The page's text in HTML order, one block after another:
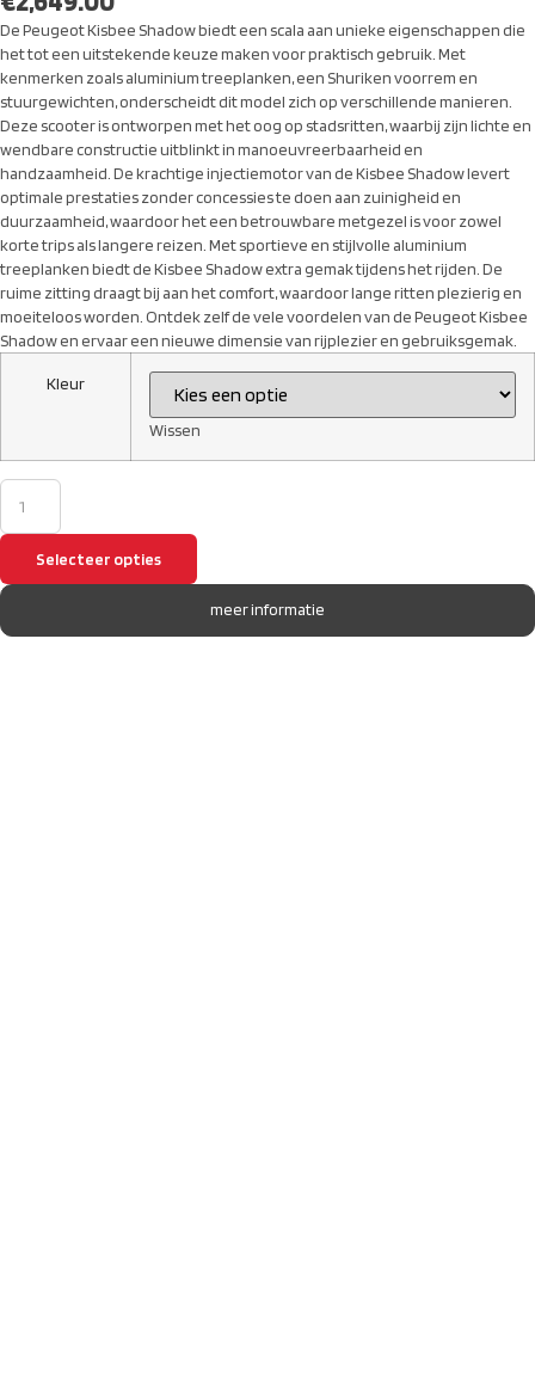
De Peugeot Kisbee Shadow biedt een scala aan unieke eigenschappen die
het tot een uitstekende keuze maken voor praktisch gebruik. Met
kenmerken zoals aluminium treeplanken, een Shuriken voorrem en
stuurgewichten, onderscheidt dit model zich op verschillende manieren.
Deze scooter is ontworpen met het oog op stadsritten, waarbij zijn lichte en
wendbare constructie uitblinkt in manoeuvreerbaarheid en
handzaamheid. De krachtige injectiemotor van de Kisbee Shadow levert
optimale prestaties zonder concessies te doen aan zuinigheid en
duurzaamheid, waardoor het een betrouwbare metgezel is voor zowel
korte trips als langere reizen. Met sportieve en stijlvolle aluminium
treeplanken biedt de Kisbee Shadow extra gemak tijdens het rijden. De
ruime zitting draagt bij aan het comfort, waardoor lange ritten plezierig en
moeiteloos worden. Ontdek zelf de vele voordelen van de Peugeot Kisbee
Shadow en ervaar een nieuwe dimensie van rijplezier en gebruiksgemak.
Kleur
Wissen
Selecteer opties
meer informatie